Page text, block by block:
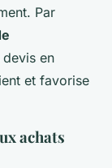
Par
en
et favorise
achats